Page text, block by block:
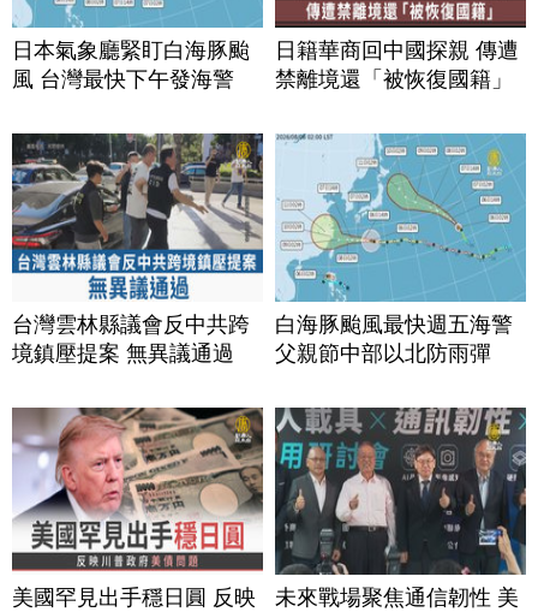
日本氣象廳緊盯白海豚颱
風 台灣最快下午發海警
日籍華商回中國探親 傳遭
禁離境還「被恢復國籍」
台灣雲林縣議會反中共跨
境鎮壓提案 無異議通過
白海豚颱風最快週五海警
父親節中部以北防雨彈
美國罕見出手穩日圓 反映
未來戰場聚焦通信韌性 美